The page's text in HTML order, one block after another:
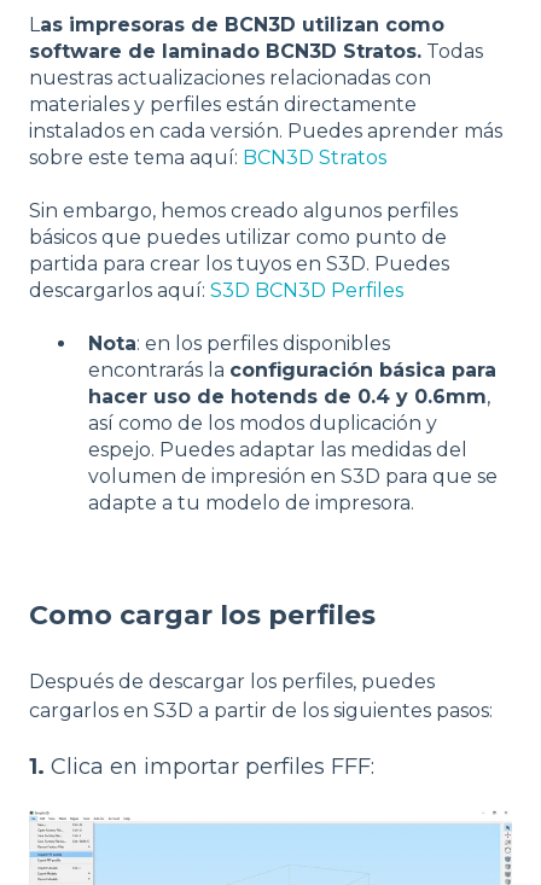
L as impresoras de BCN3D utilizan como
software de laminado BCN3D Stratos. Todas
nuestras actualizaciones relacionadas con
materiales y perfiles están directamente
instalados en cada versión. Puedes aprender más
sobre este tema aquí: BCN3D Stratos
Sin embargo, hemos creado algunos perfiles
básicos que puedes utilizar como punto de
partida para crear los tuyos en S3D. Puedes
descargarlos aquí: S3D BCN3D Perfiles
Nota: en los perfiles disponibles
encontrarás la configuración básica para
hacer uso de hotends de 0.4 y 0.6mm,
así como de los modos duplicación y
espejo. Puedes adaptar las medidas del
volumen de impresión en S3D para que se
adapte a tu modelo de impresora.
Como cargar los perfiles
Después de descargar los perfiles, puedes
cargarlos en S3D a partir de los siguientes pasos:
1. Clica en importar perfiles FFF: